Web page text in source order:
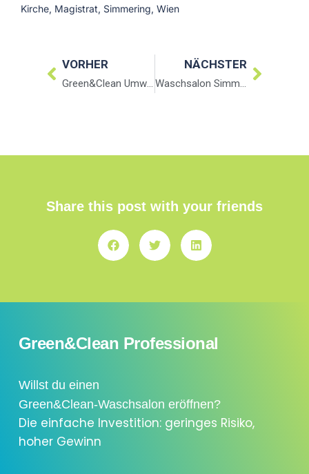
Kirche, Magistrat, Simmering, Wien
VORHER
Green&Clean Umwelt
NÄCHSTER
Waschsalon Simmering
Share this post with your friends
Green&Clean Professional
Willst du einen
Green&Clean-Waschsalon eröffnen?
Die einfache Investition: geringes Risiko,
hoher Gewinn